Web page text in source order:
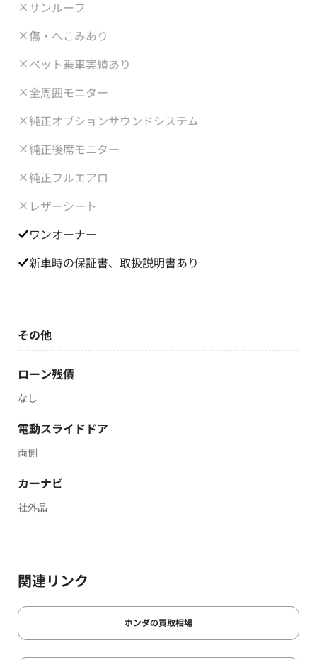
サンルーフ
傷・へこみあり
ペット乗車実績あり
全周囲モニター
純正オプションサウンドシステム
純正後席モニター
純正フルエアロ
レザーシート
ワンオーナー
新車時の保証書、取扱説明書あり
その他
ローン残債
なし
電動スライドドア
両側
カーナビ
社外品
関連リンク
ホンダの買取相場